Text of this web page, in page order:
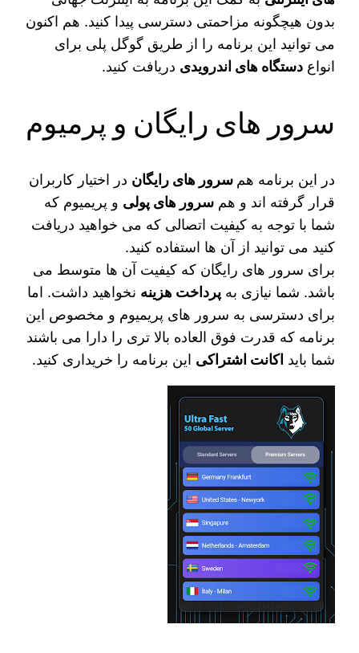
بدون هیچگونه مزاحمتی دسترسی پیدا کنید. هم اکنون
می‌ توانید این برنامه را از طریق گوگل پلی برای
انواعدستگاه های اندرویدی دریافت کنید.
سرور های رایگان و پرمیوم
در این برنامه هم سرور های رایگان در اختیار کاربران
قرار گرفته‌ اند و همسرور های پولی و پریمیوم که
شما با توجه به کیفیت اتصالی که می‌ خواهید دریافت
کنید می‌ توانید از آن ها استفاده کنید‌.
برای سرور های رایگان که کیفیت آن ها متوسط می
باشد. شما نیازی بهپرداخت هزینه نخواهید داشت. اما
برای دسترسی به سرور های پریمیوم و مخصوص این
برنامه که قدرت فوق العاده بالا تری را دارا می باشند
شما باید اکانت اشتراکی این برنامه را خریداری کنید.